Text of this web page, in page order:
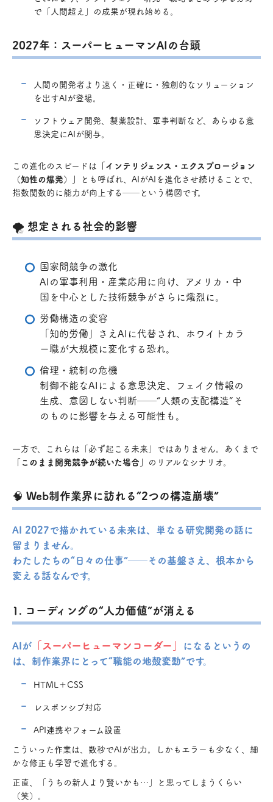
で「人間超え」の成果が現れ始める。
2027年：スーパーヒューマンAIの台頭
人間の開発者より速く・正確に・独創的なソリューション
を出すAIが登場。
ソフトウェア開発、製薬設計、軍事判断など、あらゆる意
思決定にAIが関与。
この進化のスピードは 「インテリジェンス・エクスプロージョン
（知性の爆発）」
とも呼ばれ、AIがAIを進化させ続けることで、
指数関数的に能力が向上する──という構図です。
🌪 想定される社会的影響
国家間競争の激化
AIの軍事利用・産業応用に向け、アメリカ・中
国を中心とした技術競争がさらに熾烈に。
労働構造の変容
「知的労働」さえAIに代替され、ホワイトカラ
ー職が大規模に変化する恐れ。
倫理・統制の危機
制御不能なAIによる意思決定、フェイク情報の
生成、意図しない判断──“人類の支配構造”そ
のものに影響を与える可能性も。
一方で、これらは「必ず起こる未来」ではありません。あくまで
「このまま開発競争が続いた場合」 のリアルなシナリオ。
🧠 Web制作業界に訪れる“2つの構造崩壊”
AI 2027で描かれている未来は、単なる研究開発の話に
留まりません。
わたしたちの“日々の仕事”──その基盤さえ、根本から
変える話なんです。
1. コーディングの“人力価値”が消える
AIが 「スーパーヒューマンコーダー」 になるというの
は、制作業界にとって“職能の地殻変動”です。
HTML＋CSS
レスポンシブ対応
API連携やフォーム設置
こういった作業は、数秒でAIが出力。しかもエラーも少なく、細
かな修正も学習で進化する。
正直、「うちの新人より賢いかも…」と思ってしまうくらい
（笑）。